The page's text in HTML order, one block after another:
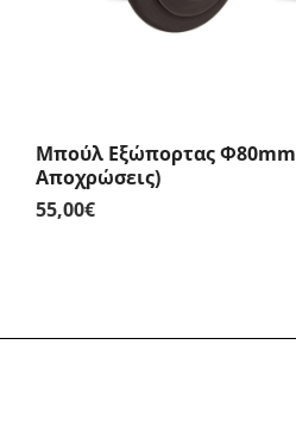
Μπούλ Εξώπορτας Φ80mm
Αποχρώσεις)
55,00€